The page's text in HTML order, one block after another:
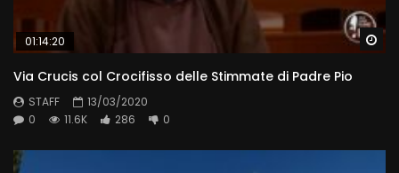
01:14:20
Via Crucis col Crocifisso delle Stimmate di Padre Pio
STAFF
13/03/2020
0
11.6K 286 0